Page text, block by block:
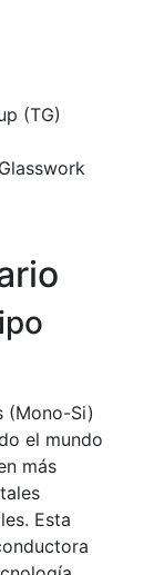
(TG)
(Mono-Si)
el mundo
más
Esta